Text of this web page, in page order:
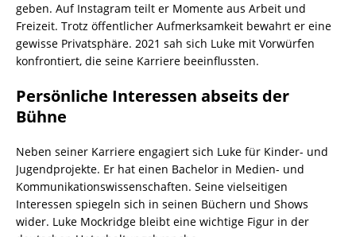
geben. Auf Instagram teilt er Momente aus Arbeit und
Freizeit. Trotz öffentlicher Aufmerksamkeit bewahrt er eine
gewisse Privatsphäre. 2021 sah sich Luke mit Vorwürfen
konfrontiert, die seine Karriere beeinflussten.
Persönliche Interessen abseits der
Bühne
Neben seiner Karriere engagiert sich Luke für Kinder- und
Jugendprojekte. Er hat einen Bachelor in Medien- und
Kommunikationswissenschaften. Seine vielseitigen
Interessen spiegeln sich in seinen Büchern und Shows
wider. Luke Mockridge bleibt eine wichtige Figur in der